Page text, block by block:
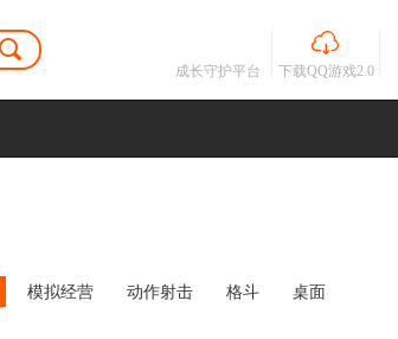
成长守护平台 下载QQ游戏2.0
模拟经营 动作射击 格斗
桌面